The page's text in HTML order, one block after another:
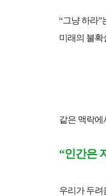
“그냥 하라
미래의 불확
같은 맥락에
“인간은
우리가 두려